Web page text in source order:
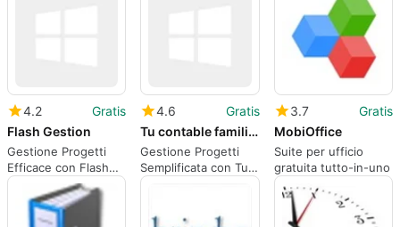
4.2
Gratis
Flash Gestion
Gestione Progetti
Efficace con Flash
Gestion
4.6
Gratis
Tu contable familiar
Gestione Progetti
Semplificata con Tu
Contable Familiar
3.7
Gratis
MobiOffice
Suite per ufficio
gratuita tutto-in-uno